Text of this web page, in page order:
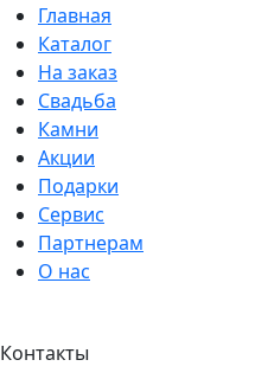
Главная
Каталог
На заказ
Свадьба
Камни
Акции
Подарки
Сервис
Партнерам
О нас
Контакты